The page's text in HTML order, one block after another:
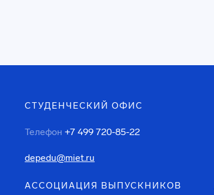
СТУДЕНЧЕСКИЙ ОФИС
Телефон +7 499 720-85-22
depedu@miet.ru
АССОЦИАЦИЯ ВЫПУСКНИКОВ